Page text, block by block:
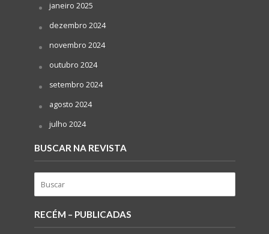
janeiro 2025
dezembro 2024
novembro 2024
outubro 2024
setembro 2024
agosto 2024
julho 2024
BUSCAR NA REVISTA
RECÉM – PUBLICADAS